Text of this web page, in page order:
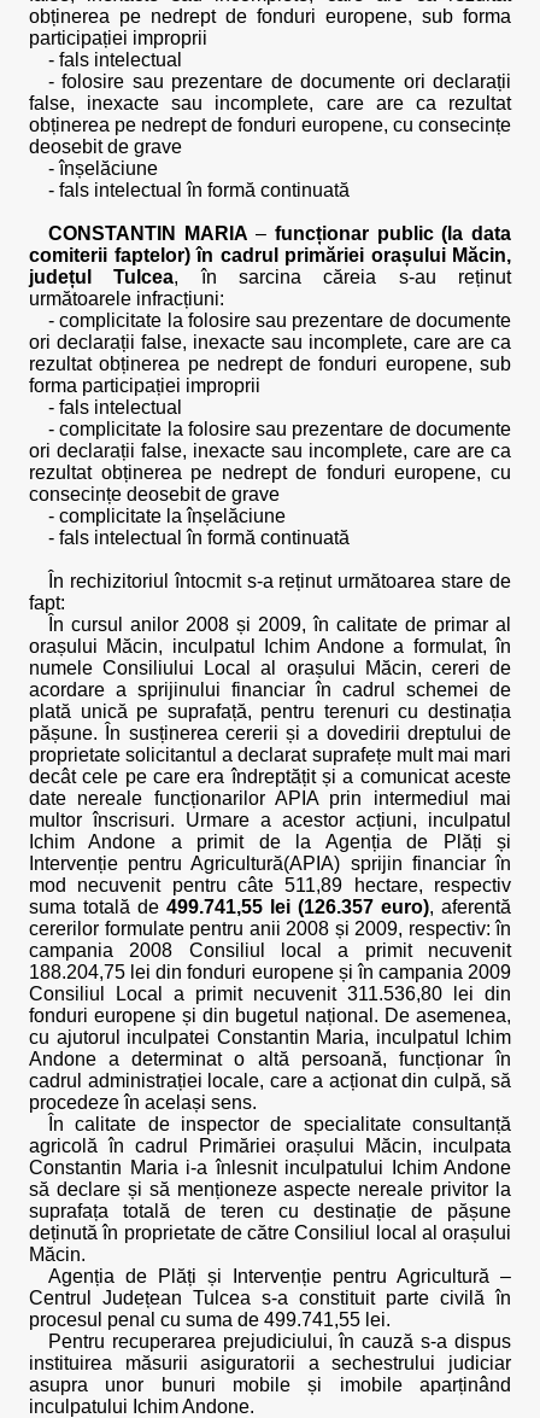
obținerea pe nedrept de fonduri europene, sub forma
participației improprii
- fals intelectual
- folosire sau prezentare de documente ori declarații
false, inexacte sau incomplete, care are ca rezultat
obținerea pe nedrept de fonduri europene, cu consecințe
deosebit de grave
- înșelăciune
- fals intelectual în formă continuată
CONSTANTIN MARIA –funcționar public (la data
comiterii faptelor) în cadrul primăriei orașului Măcin,
județul Tulcea, în sarcina căreia s-au reținut
următoarele infracțiuni:
- complicitate la folosire sau prezentare de documente
ori declarații false, inexacte sau incomplete, care are ca
rezultat obținerea pe nedrept de fonduri europene, sub
forma participației improprii
- fals intelectual
- complicitate la folosire sau prezentare de documente
ori declarații false, inexacte sau incomplete, care are ca
rezultat obținerea pe nedrept de fonduri europene, cu
consecințe deosebit de grave
- complicitate la înșelăciune
- fals intelectual în formă continuată
În rechizitoriul întocmit s-a reținut următoarea stare de
fapt:
În cursul anilor 2008 și 2009, în calitate de primar al
orașului Măcin, inculpatul Ichim Andone a formulat, în
numele Consiliului Local al orașului Măcin, cereri de
acordare a sprijinului financiar în cadrul schemei de
plată unică pe suprafață, pentru terenuri cu destinația
pășune. În susținerea cererii și a dovedirii dreptului de
proprietate solicitantul a declarat suprafețe mult mai mari
decât cele pe care era îndreptățit și a comunicat aceste
date nereale funcționarilor APIA prin intermediul mai
multor înscrisuri. Urmare a acestor acțiuni, inculpatul
Ichim Andone a primit de la Agenția de Plăți și
Intervenție pentru Agricultură(APIA) sprijin financiar în
mod necuvenit pentru câte 511,89 hectare, respectiv
suma totală de 499.741,55 lei (126.357 euro), aferentă
cererilor formulate pentru anii 2008 și 2009, respectiv: în
campania 2008 Consiliul local a primit necuvenit
188.204,75 lei din fonduri europene și în campania 2009
Consiliul Local a primit necuvenit 311.536,80 lei din
fonduri europene și din bugetul național. De asemenea,
cu ajutorul inculpatei Constantin Maria, inculpatul Ichim
Andone a determinat o altă persoană, funcționar în
cadrul administrației locale, care a acționat din culpă, să
procedeze în același sens.
În calitate de inspector de specialitate consultanță
agricolă în cadrul Primăriei orașului Măcin, inculpata
Constantin Maria i-a înlesnit inculpatului Ichim Andone
să declare și să menționeze aspecte nereale privitor la
suprafața totală de teren cu destinație de pășune
deținută în proprietate de către Consiliul local al orașului
Măcin.
Agenția de Plăți și Intervenție pentru Agricultură –
Centrul Județean Tulcea s-a constituit parte civilă în
procesul penal cu suma de 499.741,55 lei.
Pentru recuperarea prejudiciului, în cauză s-a dispus
instituirea măsurii asiguratorii a sechestrului judiciar
asupra unor bunuri mobile și imobile aparținând
inculpatului Ichim Andone.